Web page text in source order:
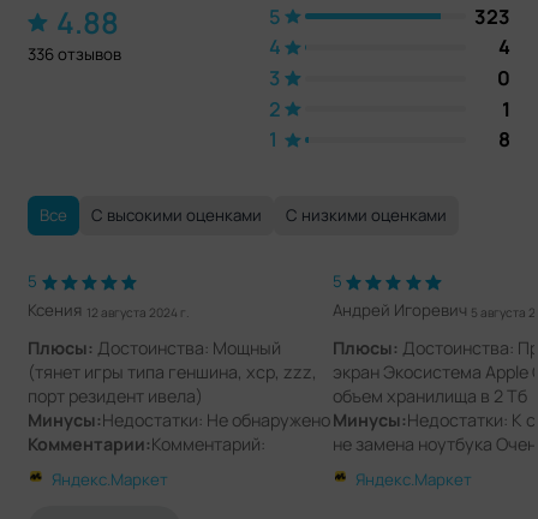
4.88
336 отзывов
5
323
4
4
3
0
2
1
1
8
Все С высокими оценками С низкими оценками
5
Ксения 12 августа 2024 г.
Плюсы: Достоинства: Мощный
(тянет игры типа геншина, хср, zzz,
порт резидент ивела)
Минусы:Недостатки: Не обнаружено
Комментарии:Комментарий:
Отличный планшет, соответствует
ожиданиям
Яндекс.Маркет
5
Андрей Игоревич 5 августа
Плюсы: Достоинства:
экран Экосистема Apple
объем хранилища в 2 Тб
Минусы:Недостатки: К
не замена ноутбука
вместе с клавиатурой
батарея
Яндекс.Маркет